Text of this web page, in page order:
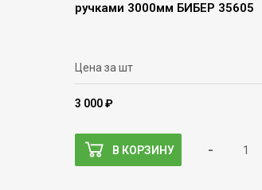
ручками 3000мм БИБЕР 35605
Цена за шт
3 000 ₽
В КОРЗИНУ -